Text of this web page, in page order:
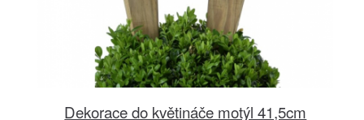
Dekorace do květináče motýl 41,5cm